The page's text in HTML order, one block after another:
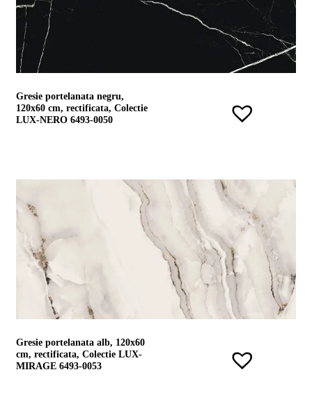
Gresie portelanata negru,
120x60 cm, rectificata, Colectie
LUX-NERO 6493-0050
Gresie portelanata alb, 120x60
cm, rectificata, Colectie LUX-
MIRAGE 6493-0053